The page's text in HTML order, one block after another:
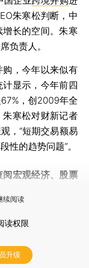
朱寒松判断，中
长的空间。朱寒
负责人。
，今年以来似有
显示，今年前四
，创2009年全
寒松对财新记者
，“短期交易额易
性的趋势问题”。
阅宏观经济、股票
续阅读
读权限
升级